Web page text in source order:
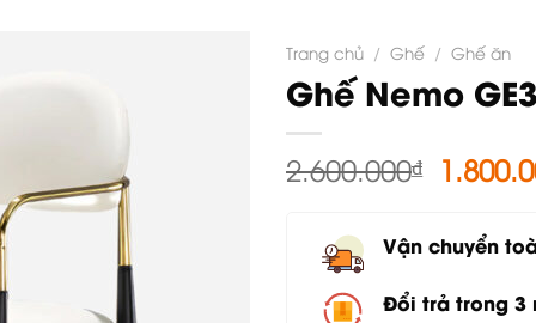
Trang chủ / Ghế / Ghế ăn
Ghế Nemo
2.600.000₫ Giá
gốc
Vận chuyển
Đổi trả trong 3